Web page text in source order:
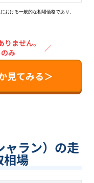
おける一般的な相場価格であり、
ません。
み
／
見てみる＞
ャラン）の走
相場